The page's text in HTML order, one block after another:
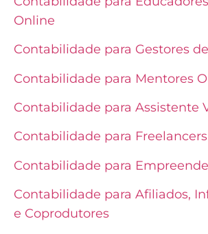
Online
Contabilidade para Gestores
Contabilidade para Mentores
Contabilidade para Assistente
Contabilidade para
Contabilidade para
Contabilidade para Afiliados,
e Coprodutores